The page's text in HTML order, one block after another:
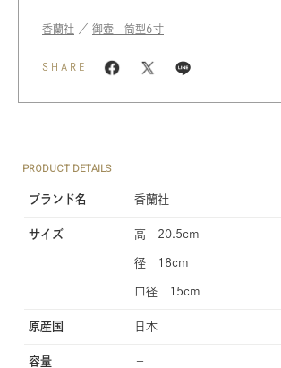
香蘭社 ／ 御壺 筒型6寸
SHARE
PRODUCT DETAILS
ブランド名 香蘭社
サイズ 高 20.5cm
径 18cm
口径 15cm
原産国 日本
容量 −